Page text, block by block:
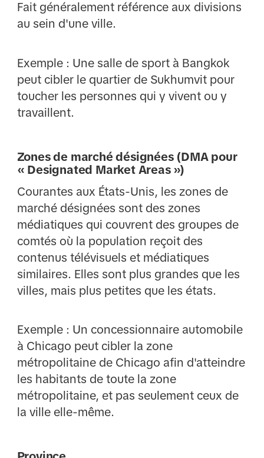
Fait généralement référence aux divisions
au sein d'une ville.
Exemple : Une salle de sport à Bangkok
peut cibler le quartier de Sukhumvit pour
toucher les personnes qui y vivent ou y
travaillent.
Zones de marché désignées (DMA pour
« Designated Market Areas »)
Courantes aux États-Unis, les zones de
marché désignées sont des zones
médiatiques qui couvrent des groupes de
comtés où la population reçoit des
contenus télévisuels et médiatiques
similaires. Elles sont plus grandes que les
villes, mais plus petites que les états.
Exemple : Un concessionnaire automobile
à Chicago peut cibler la zone
métropolitaine de Chicago afin d'atteindre
les habitants de toute la zone
métropolitaine, et pas seulement ceux de
la ville elle-même.